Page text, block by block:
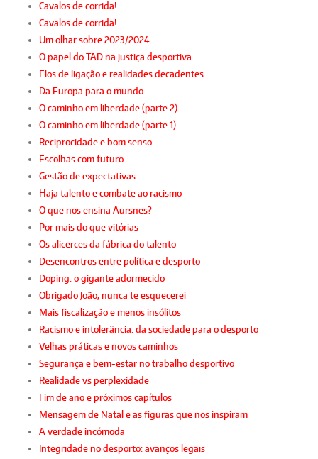
Cavalos de corrida!
Cavalos de corrida!
Um olhar sobre 2023/2024
O papel do TAD na justiça desportiva
Elos de ligação e realidades decadentes
Da Europa para o mundo
O caminho em liberdade (parte 2)
O caminho em liberdade (parte 1)
Reciprocidade e bom senso
Escolhas com futuro
Gestão de expectativas
Haja talento e combate ao racismo
O que nos ensina Aursnes?
Por mais do que vitórias
Os alicerces da fábrica do talento
Desencontros entre política e desporto
Doping: o gigante adormecido
Obrigado João, nunca te esquecerei
Mais fiscalização e menos insólitos
Racismo e intolerância: da sociedade para o desporto
Velhas práticas e novos caminhos
Segurança e bem-estar no trabalho desportivo
Realidade vs perplexidade
Fim de ano e próximos capítulos
Mensagem de Natal e as figuras que nos inspiram
A verdade incómoda
Integridade no desporto: avanços legais